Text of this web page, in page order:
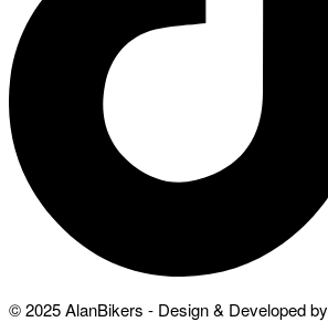
© 2025 AlanBikers - Design & Developed by